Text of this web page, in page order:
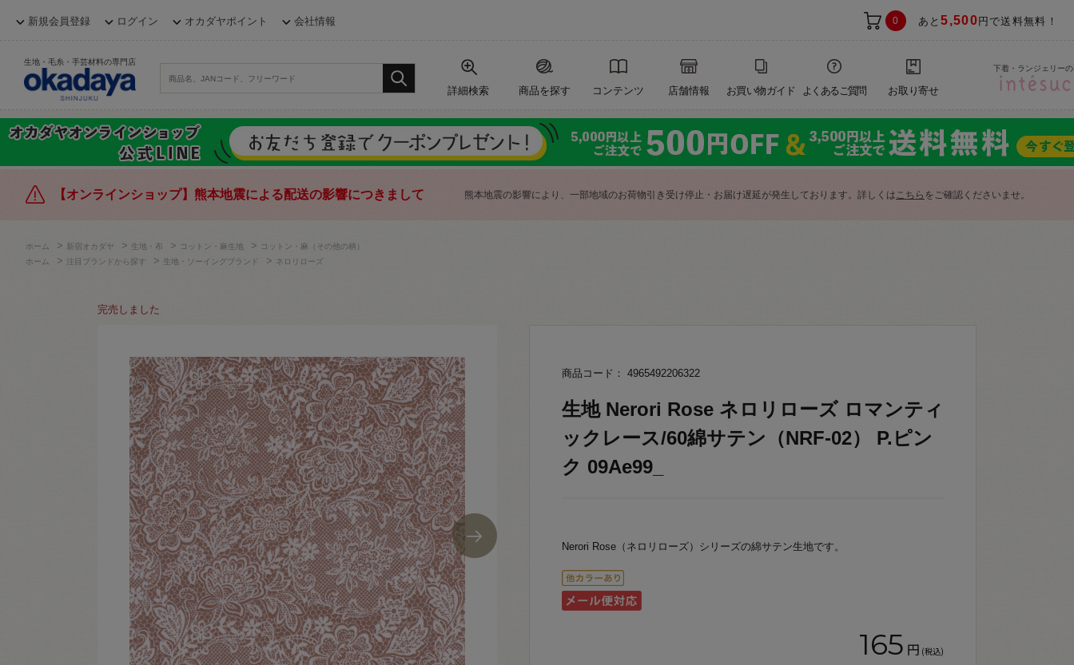
新規会員登録 ログイン オカダヤポイント 会社情報 0 あと5,500 円で送料無料！
生地・毛糸・手芸材料の専門店
詳細検索 商品を探す コンテンツ 店舗情報 お買い物ガイド よくあるご質問 お取り寄せ
下着・ランジェリー
【オンラインショップ】熊本地震による配送の影響につきまして 熊本地震の影響により、一部地域のお荷物引き受け停止・お届け遅延が発生しております。詳しくはこちら をご確認くださいませ。
ホーム > 新宿オカダヤ > 生地・布 > コットン・麻生地 >
コットン・麻（その他の柄）
ホーム
> 注目ブランドから探す > 生地・ソーイングブランド > ネロリローズ
完売しました
商品コード： 4965492206322
生地 Nerori Rose ネロリローズ ロマンティ
ックレース/60綿サテン（NRF-02） P.ピン
ク 09Ae99_
Nerori Rose（ネロリローズ）シリーズの綿サテン生地です。
165 円 (税込)